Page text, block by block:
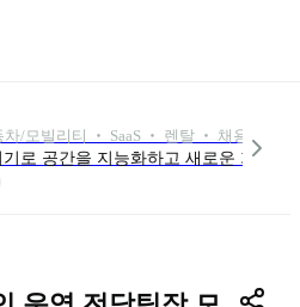
차/모빌리티 ‧ SaaS ‧ 렌탈 ‧ 채용 외 18
로 공간을 지능화하고 새로운 가치